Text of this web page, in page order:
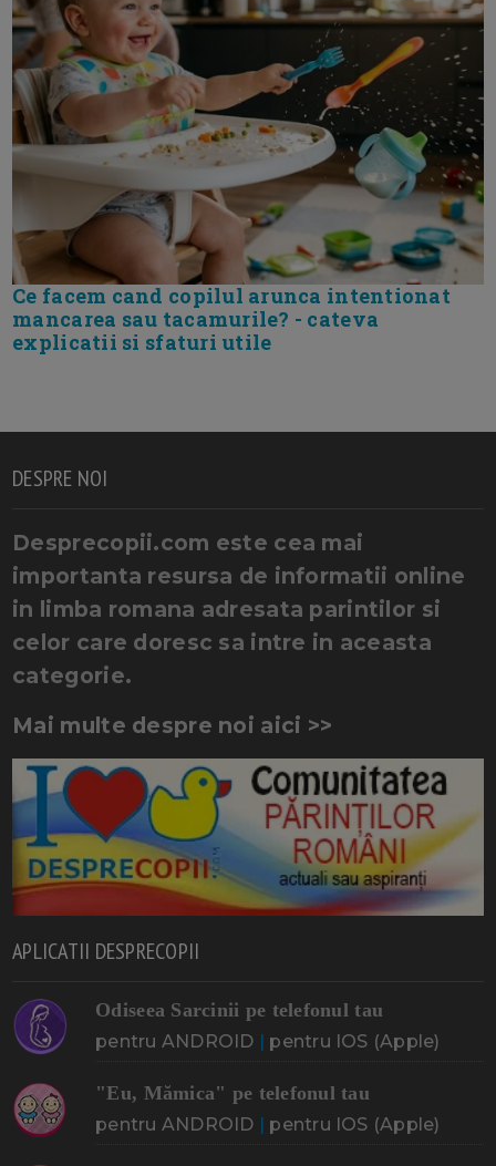
Ce facem cand copilul arunca intentionat
mancarea sau tacamurile? - cateva
explicatii si sfaturi utile
DESPRE NOI
Desprecopii.com este cea mai
importanta resursa de informatii online
in limba romana adresata parintilor si
celor care doresc sa intre in aceasta
categorie.
Mai multe despre noi aici >>
APLICATII DESPRECOPII
Odiseea Sarcinii pe telefonul tau
pentru ANDROID | pentru IOS (Apple)
"Eu, Mămica" pe telefonul tau
pentru ANDROID | pentru IOS (Apple)